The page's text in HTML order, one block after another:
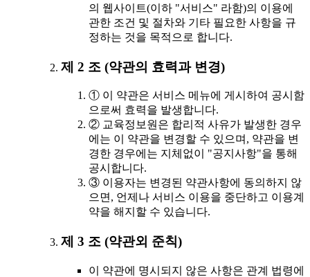
의 웹사이트(이하 "서비스" 라함)의 이용에
관한 조건 및 절차와 기타 필요한 사항을 규
정하는 것을 목적으로 합니다.
제 2 조 (약관의 효력과 변경)
① 이 약관은 서비스 메뉴에 게시하여 공시함
으로써 효력을 발생합니다.
② 교육정보원은 합리적 사유가 발생한 경우
에는 이 약관을 변경할 수 있으며, 약관을 변
경한 경우에는 지체없이 "공지사항"을 통해
공시합니다.
③ 이용자는 변경된 약관사항에 동의하지 않
으면, 언제나 서비스 이용을 중단하고 이용계
약을 해지할 수 있습니다.
제 3 조 (약관외 준칙)
이 약관에 명시되지 않은 사항은 관계 법령에